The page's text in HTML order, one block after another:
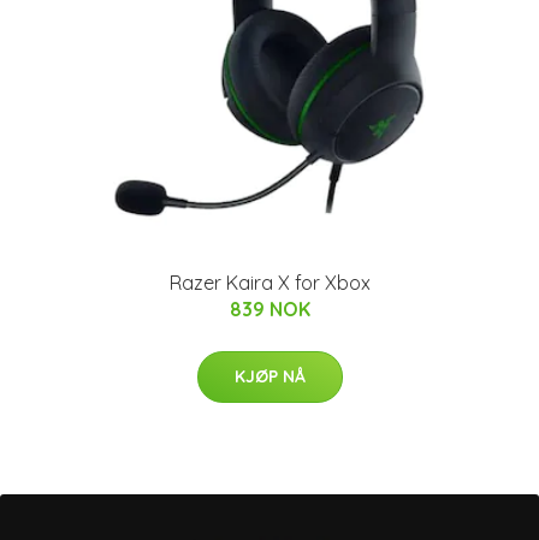
Razer Kaira X for Xbox
839 NOK
KJØP NÅ